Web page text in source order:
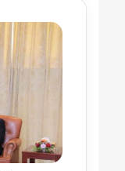
بماذا
“حميدتي”
“السيسي”
للخرطوم